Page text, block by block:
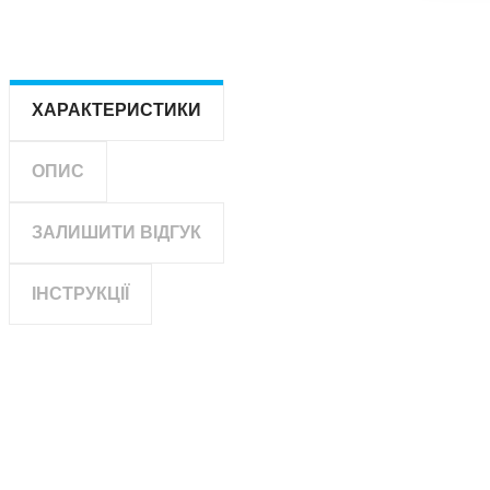
ХАРАКТЕРИСТИКИ
ОПИС
ЗАЛИШИТИ ВІДГУК
ІНСТРУКЦІЇ